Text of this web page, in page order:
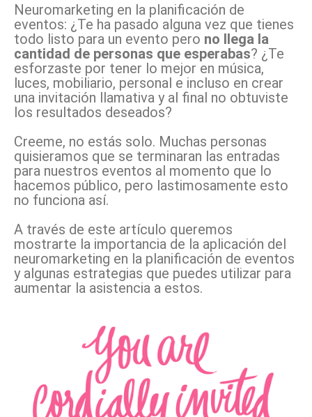
Neuromarketing en la planificación de
eventos: ¿Te ha pasado alguna vez que tienes
todo listo para un evento pero no llega la
cantidad de personas que esperabas? ¿Te
esforzaste por tener lo mejor en música,
luces, mobiliario, personal e incluso en crear
una invitación llamativa y al final no obtuviste
los resultados deseados?
Creeme, no estás solo. Muchas personas
quisieramos que se terminaran las entradas
para nuestros eventos al momento que lo
hacemos público, pero lastimosamente esto
no funciona así.
A través de este artículo queremos
mostrarte la importancia de la aplicación del
neuromarketing en la planificación de eventos
y algunas estrategias que puedes utilizar para
aumentar la asistencia a estos.